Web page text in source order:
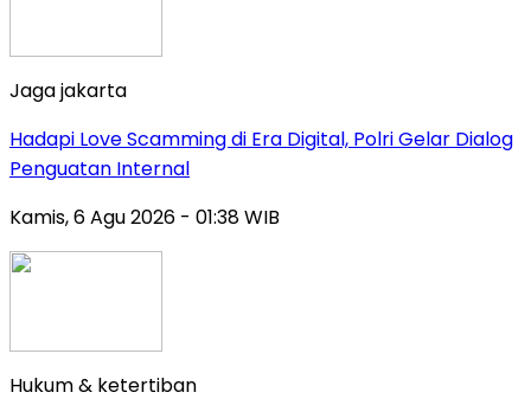
Jaga jakarta
Hadapi Love Scamming di Era Digital, Polri Gelar Dialog
Penguatan Internal
Kamis, 6 Agu 2026 - 01:38 WIB
Hukum & ketertiban